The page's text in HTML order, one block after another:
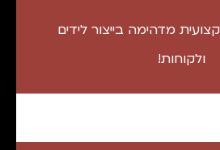
מדהימה בייצור לידים
ולקוחות!